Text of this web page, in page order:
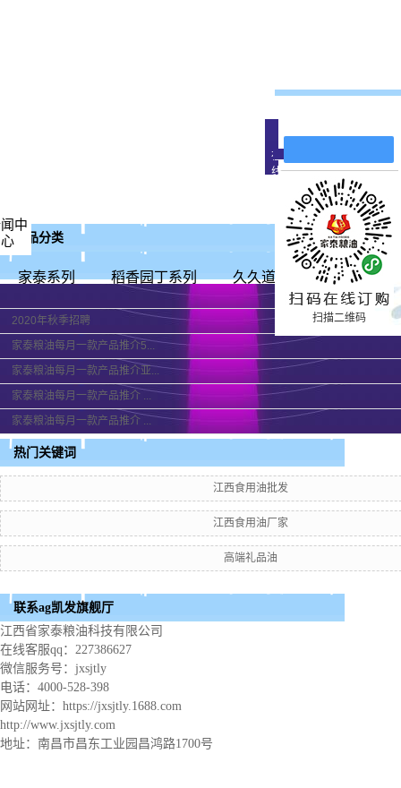
中
心
行业新闻
技术知识
代
产品分类
家泰系列 稻香园丁系列 久久道道福吉系列
2020年秋季招聘
家泰粮油每月一款产品推介5...
家泰粮油每月一款产品推介亚...
家泰粮油每月一款产品推介 ...
家泰粮油每月一款产品推介 ...
热门关键词
江西食用油批发
江西食用油厂家
高端礼品油
联系ag凯发旗舰厅
江西省家泰粮油科技有限公司
在线客服qq：227386627
微信服务号：jxsjtly
电话：4000-528-398
网站网址：https://jxsjtly.1688.com
http://www.jxsjtly.com
地址：南昌市昌东工业园昌鸿路1700号
在
线
扫描二维码